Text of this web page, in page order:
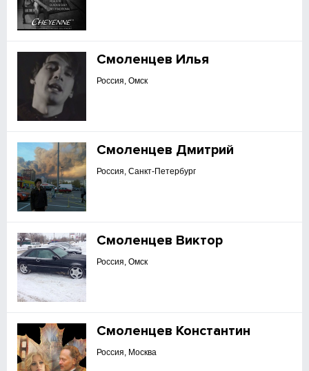
Смоленцев Илья
Россия, Омск
Смоленцев Дмитрий
Россия, Санкт-Петербург
Смоленцев Виктор
Россия, Омск
Смоленцев Константин
Россия, Москва